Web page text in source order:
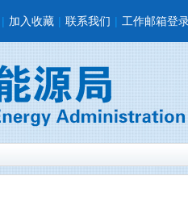
| 加入收藏 | 联系我们 | 工作邮箱登